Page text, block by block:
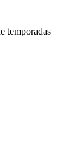
temporadas